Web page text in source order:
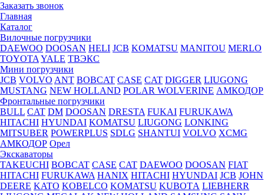
Заказать звонок
Главная
Каталог
Вилочные погрузчики
DAEWOO DOOSAN HELI JCB KOMATSU MANITOU MERLO
TOYOTA YALE ТВЭКС
Мини погрузчики
JCB VOLVO ANT BOBCAT CASE CAT DIGGER LIUGONG
MUSTANG NEW HOLLAND POLAR WOLVERINE АМКОДОР
Фронтальные погрузчики
BULL CAT DM DOOSAN DRESTA FUKAI FURUKAWA
HITACHI HYUNDAI KOMATSU LIUGONG LONKING
MITSUBER POWERPLUS SDLG SHANTUI VOLVO XCMG
АМКОДОР Орел
Экскаваторы
TAKEUCHI BOBCAT CASE CAT DAEWOO DOOSAN FIAT
HITACHI FURUKAWA HANIX HITACHI HYUNDAI JCB JOHN
DEERE KATO KOBELCO KOMATSU KUBOTА LIEBHERR